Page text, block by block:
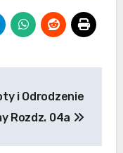
i Odrodzenie
Rozdz. 04a